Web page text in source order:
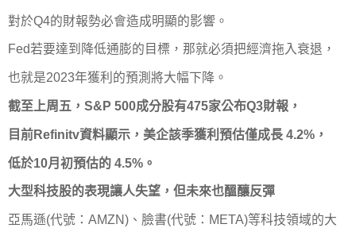
對於Q4的財報勢必會造成明顯的影響。
Fed若要達到降低通膨的目標，那就必須把經濟拖入衰退，
也就是2023年獲利的預測將大幅下降。
截至上周五，S&P 500成分股有475家公布Q3財報，
目前Refinitv資料顯示，美企該季獲利預估僅成長 4.2%，
低於10月初預估的 4.5%。
大型科技股的表現讓人失望，但未來也醞釀反彈
亞馬遜(代號：AMZN)、臉書(代號：META)等科技領域的大